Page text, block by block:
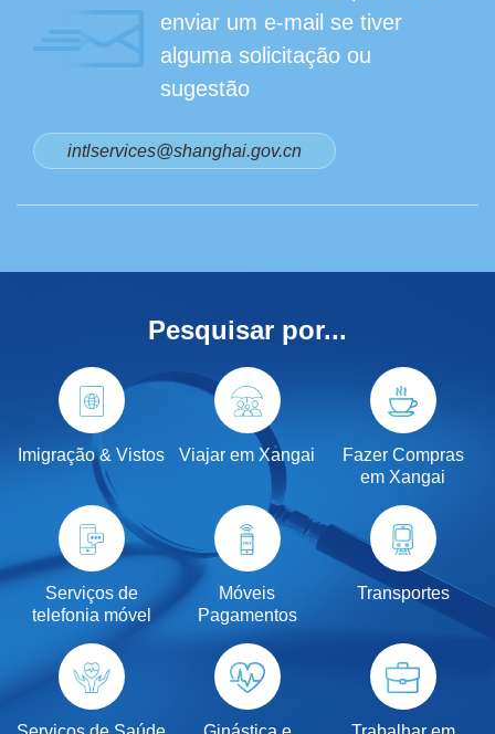
enviar um e-mail se tiver
alguma solicitação ou
sugestão
intlservices@shanghai.gov.cn
Pesquisar por...
Imigração & Vistos Viajar em Xangai
Fazer Compras
em Xangai
Serviços de
telefonia móvel
Móveis
Pagamentos
Transportes